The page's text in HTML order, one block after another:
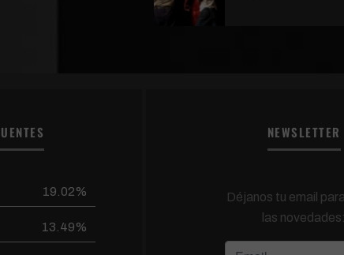
19.02%
13.49%
NEWSLETTER
Déjanos tu email
las novedades: